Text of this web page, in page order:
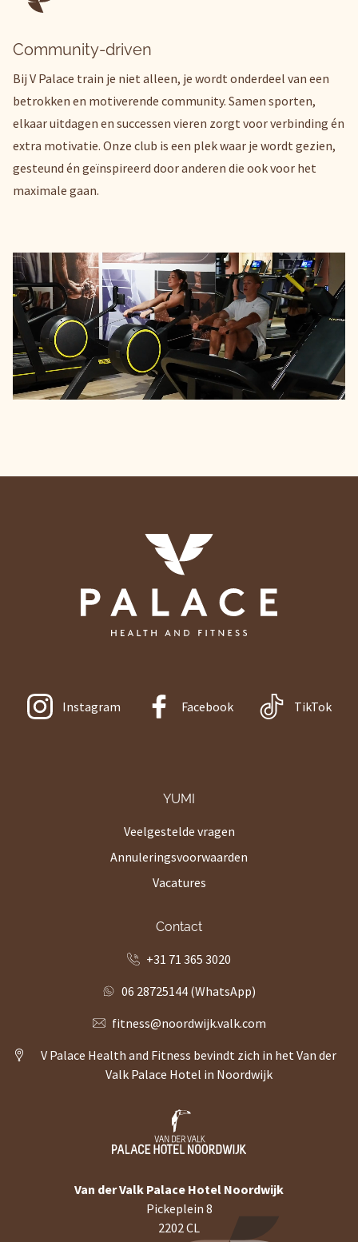
Community-driven
Bij V Palace train je niet alleen, je wordt onderdeel van een
betrokken en motiverende community. Samen sporten,
elkaar uitdagen en successen vieren zorgt voor verbinding én
extra motivatie. Onze club is een plek waar je wordt gezien,
gesteund én geïnspireerd door anderen die ook voor het
maximale gaan.
Instagram Facebook TikTok
YUMI
Veelgestelde vragen
Annuleringsvoorwaarden
Vacatures
Contact
+31 71 365 3020
06 28725144 (WhatsApp)
fitness@noordwijk.valk.com
V Palace Health and Fitness bevindt zich in het Van der
Valk Palace Hotel in Noordwijk
Van der Valk Palace Hotel Noordwijk
Pickeplein 8
2202 CL